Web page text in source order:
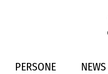
PERSONE NEWS